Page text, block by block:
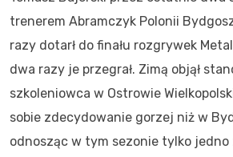
trenerem Abramczyk Polonii
razy dotarł do finału rozgrywek
dwa razy je przegrał. Zimą objął
szkoleniowca w Ostrowie
sobie zdecydowanie gorzej niż w
odnosząc w tym sezonie tylko